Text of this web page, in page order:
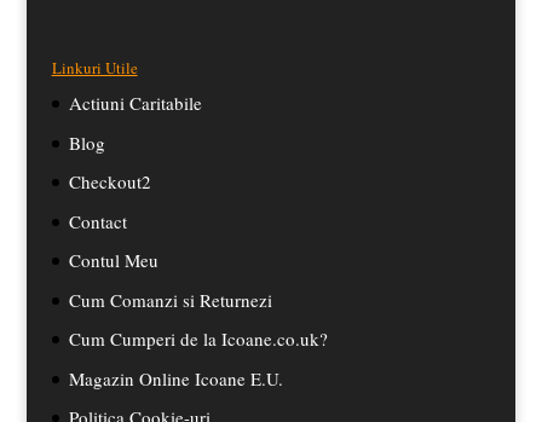
Linkuri Utile
Actiuni Caritabile
Blog
Checkout2
Contact
Contul Meu
Cum Comanzi si Returnezi
Cum Cumperi de la Icoane.co.uk?
Magazin Online Icoane E.U.